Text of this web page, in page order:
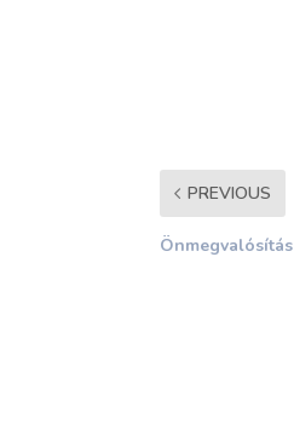
PREVIOUS
Önmegvalósítás